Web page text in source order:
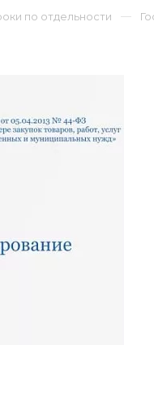
по отдельности